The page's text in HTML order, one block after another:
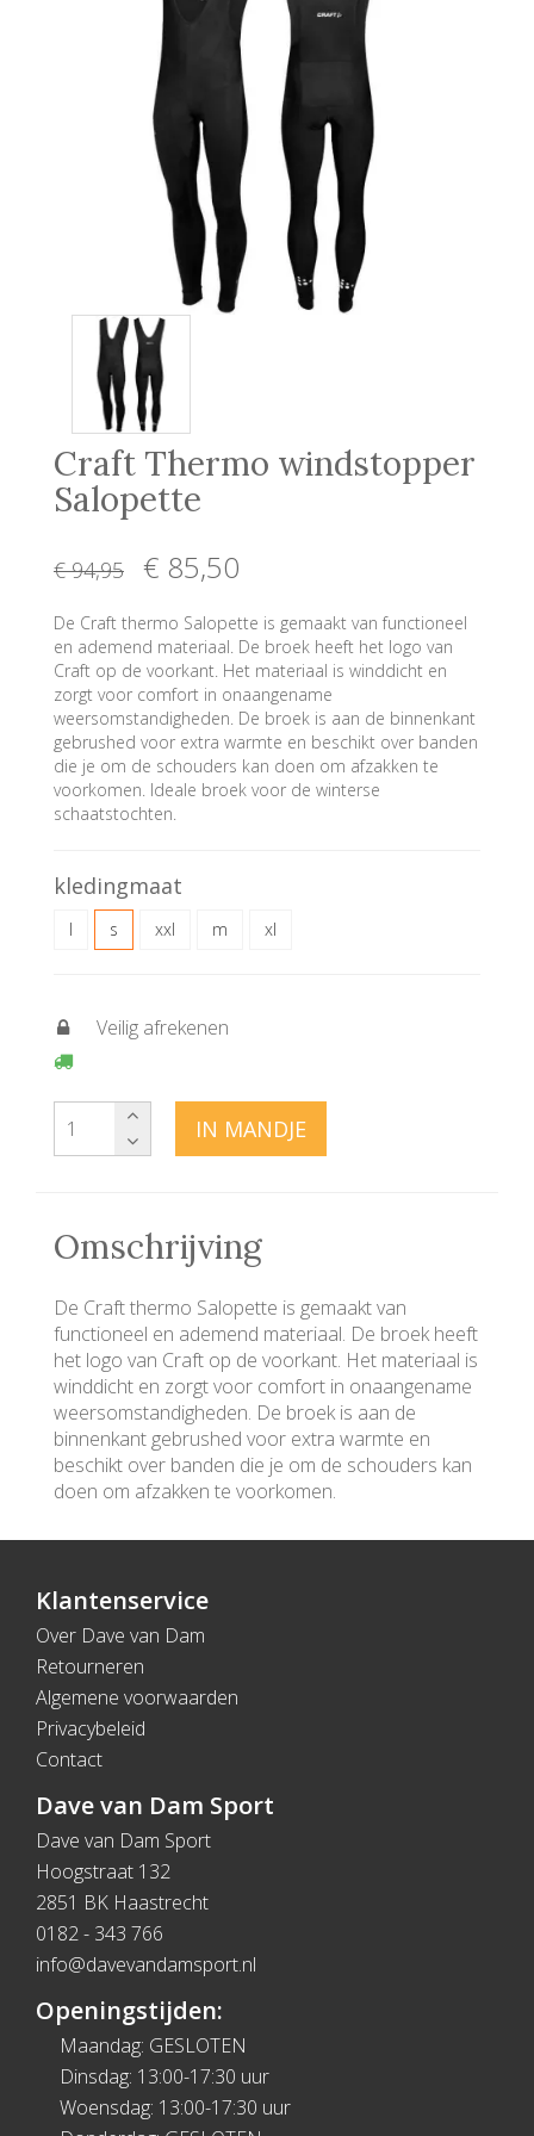
Craft Thermo windstopper
Salopette
€ 94,95 € 85,50
De Craft thermo Salopette is gemaakt van functioneel
en ademend materiaal. De broek heeft het logo van
Craft op de voorkant. Het materiaal is winddicht en
zorgt voor comfort in onaangename
weersomstandigheden. De broek is aan de binnenkant
gebrushed voor extra warmte en beschikt over banden
die je om de schouders kan doen om afzakken te
voorkomen. Ideale broek voor de winterse
schaatstochten.
kledingmaat
l s xxl m xl
Veilig afrekenen
IN MANDJE
Omschrijving
De Craft thermo Salopette is gemaakt van
functioneel en ademend materiaal. De broek heeft
het logo van Craft op de voorkant. Het materiaal is
winddicht en zorgt voor comfort in onaangename
weersomstandigheden. De broek is aan de
binnenkant gebrushed voor extra warmte en
beschikt over banden die je om de schouders kan
doen om afzakken te voorkomen.
Klantenservice
Over Dave van Dam
Retourneren
Algemene voorwaarden
Privacybeleid
Contact
Dave van Dam Sport
Dave van Dam Sport
Hoogstraat 132
2851 BK Haastrecht
0182 - 343 766
info@davevandamsport.nl
Openingstijden:
Maandag: GESLOTEN
Dinsdag: 13:00-17:30 uur
Woensdag: 13:00-17:30 uur